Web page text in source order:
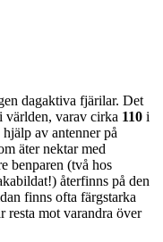
dagaktiva fjärilar. Det
världen, varav cirka 110 i
av antenner på
äter nektar med
benparen (två hos
återfinns på den
finns ofta färgstarka
resta mot varandra över